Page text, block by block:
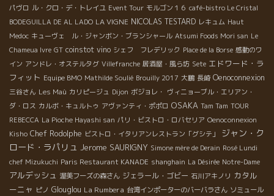
パヴロ ル・クロ・デ・トレイユ Event Tour モルゴン１６ café-bistro Le Cristal
BODEGUILLA DE AL LADO LA VIGNE NICOLAS TESTARD レキュム Haut
Medoc キューヴェ ル・ジャンボン・ブランシャール Atsumi Foods Mori san Le
Chameua Ivre GT coinstot vino シェフ フレデリック Place de la Borse 感動のワ
イン アンドレ・オステルタグ Villefranche 居酒屋・風ら坊 Sete エドワード・ラ
フィット Equipe BMO Mathilde Soulié Brouilly 2017 大鵬 長崎 Oenoconnexion
三谷さん Les Maù カリピージュ Dijon ボジョレ・ ヴィニョーブル・エリアン・
ダ・ロス カルボ・キュルトゥ アヴァンティ・ポポロ OSAKA Tam Tam TOUR
REBECCA La Pioche Hayashi san パリ・ビストロ・ロバセリア Oenoconnexion
Kisho Chef Rodolphe ビストロ・イタリアンレストラン「グシテ」
ジャン・ク
ロード・ラパリュ Jerome SAURIGNY Simone mère de Derain Rosé Lundi
chef Mizukuchi Paris Restaurant KANADE shanghain La Désirée Notre-Dame
アルデッシュ 渥美フーズの森さん ジェラール・ゴビー 石川アキノリ カタル
ーニャ ピノ Glouglou La Rumbera 台湾インポーターのバーバラさん ソミュール